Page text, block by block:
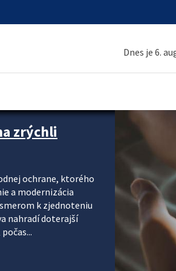
Dnes je 6.
zrýchli
ochrane, ktorého
a modernizácia
k zjednoteniu
nahradí doterajší